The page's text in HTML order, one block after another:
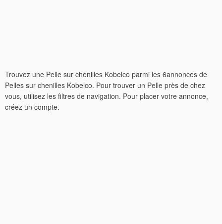
Trouvez une Pelle sur chenilles Kobelco parmi les 6annonces de
Pelles sur chenilles Kobelco. Pour trouver un Pelle près de chez
vous, utilisez les filtres de navigation. Pour placer votre annonce,
créez un compte.